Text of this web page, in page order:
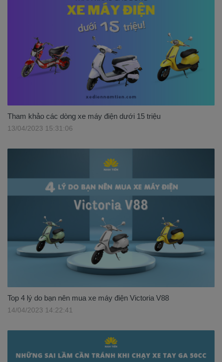
Tham khảo các dòng xe máy điện dưới 15 triệu
13/04/2023 15:31:06
Top 4 lý do bạn nên mua xe máy điện Victoria V88
14/04/2023 14:22:41